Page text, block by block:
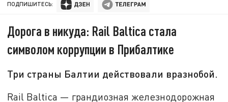
ПОДПИШИТЕСЬ:
Дорога в никуда: Rail Baltica стала
символом коррупции в Прибалтике
Три страны Балтии действовали вразнобой.
Rail Baltica — грандиозная железнодорожная